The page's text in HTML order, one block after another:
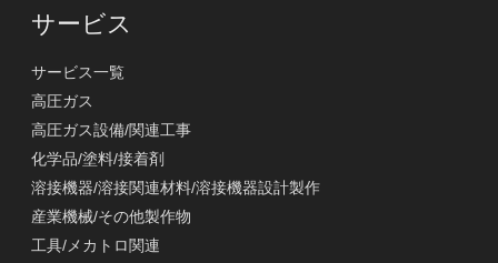
サービス
サービス一覧
高圧ガス
高圧ガス設備/関連工事
化学品/塗料/接着剤
溶接機器/溶接関連材料/溶接機器設計製作
産業機械/その他製作物
工具/メカトロ関連